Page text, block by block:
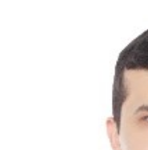
Выберите тему —
конкретные вопросы: